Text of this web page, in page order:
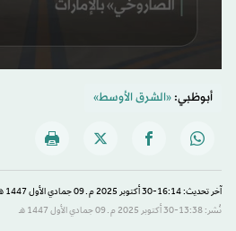
أبوظبي:«الشرق الأوسط»
آخر تحديث: 16:14-30 أكتوبر 2025 م ـ 09 جمادي الأول 1447 هـ
نُشر: 13:38-30 أكتوبر 2025 م ـ 09 جمادي الأول 1447 هـ